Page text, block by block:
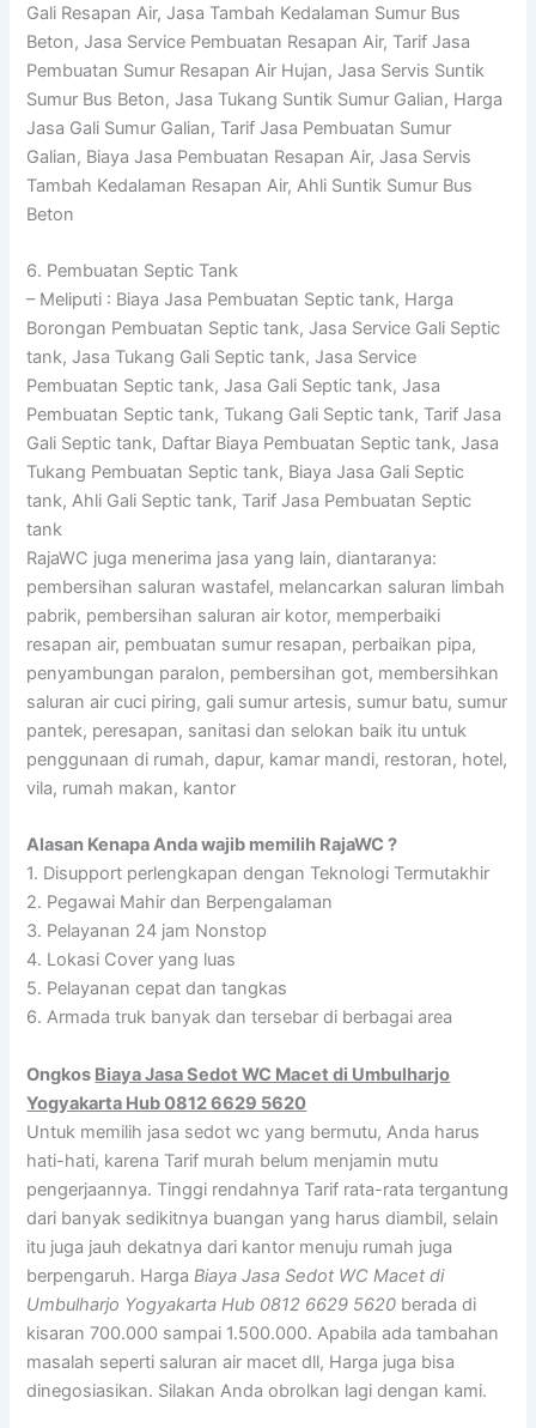
Gali Resapan Air, Jasa Tambah Kedalaman Sumur Bus
Beton, Jasa Service Pembuatan Resapan Air, Tarif Jasa
Pembuatan Sumur Resapan Air Hujan, Jasa Servis Suntik
Sumur Bus Beton, Jasa Tukang Suntik Sumur Galian, Harga
Jasa Gali Sumur Galian, Tarif Jasa Pembuatan Sumur
Galian, Biaya Jasa Pembuatan Resapan Air, Jasa Servis
Tambah Kedalaman Resapan Air, Ahli Suntik Sumur Bus
Beton
6. Pembuatan Septic Tank
– Meliputi : Biaya Jasa Pembuatan Septic tank, Harga
Borongan Pembuatan Septic tank, Jasa Service Gali Septic
tank, Jasa Tukang Gali Septic tank, Jasa Service
Pembuatan Septic tank, Jasa Gali Septic tank, Jasa
Pembuatan Septic tank, Tukang Gali Septic tank, Tarif Jasa
Gali Septic tank, Daftar Biaya Pembuatan Septic tank, Jasa
Tukang Pembuatan Septic tank, Biaya Jasa Gali Septic
tank, Ahli Gali Septic tank, Tarif Jasa Pembuatan Septic
tank
RajaWC juga menerima jasa yang lain, diantaranya:
pembersihan saluran wastafel, melancarkan saluran limbah
pabrik, pembersihan saluran air kotor, memperbaiki
resapan air, pembuatan sumur resapan, perbaikan pipa,
penyambungan paralon, pembersihan got, membersihkan
saluran air cuci piring, gali sumur artesis, sumur batu, sumur
pantek, peresapan, sanitasi dan selokan baik itu untuk
penggunaan di rumah, dapur, kamar mandi, restoran, hotel,
vila, rumah makan, kantor
Alasan Kenapa Anda wajib memilih RajaWC ?
1. Disupport perlengkapan dengan Teknologi Termutakhir
2. Pegawai Mahir dan Berpengalaman
3. Pelayanan 24 jam Nonstop
4. Lokasi Cover yang luas
5. Pelayanan cepat dan tangkas
6. Armada truk banyak dan tersebar di berbagai area
Ongkos Biaya Jasa Sedot WC Macet di Umbulharjo
Yogyakarta Hub 0812 6629 5620
Untuk memilih jasa sedot wc yang bermutu, Anda harus
hati-hati, karena Tarif murah belum menjamin mutu
pengerjaannya. Tinggi rendahnya Tarif rata-rata tergantung
dari banyak sedikitnya buangan yang harus diambil, selain
itu juga jauh dekatnya dari kantor menuju rumah juga
berpengaruh. HargaBiaya Jasa Sedot WC Macet di
Umbulharjo Yogyakarta Hub 0812 6629 5620 berada di
kisaran 700.000 sampai 1.500.000. Apabila ada tambahan
masalah seperti saluran air macet dll, Harga juga bisa
dinegosiasikan. Silakan Anda obrolkan lagi dengan kami.